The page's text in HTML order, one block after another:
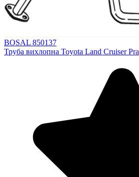
BOSAL 850137
Труба вихлопна Toyota Land Cruiser